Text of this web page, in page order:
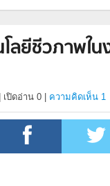
โลยีชีวภาพใ
เปิดอ่าน 0 ความคิดเห็น 1